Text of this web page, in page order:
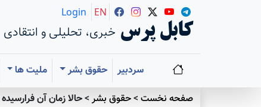
کابل پرس خبری، تحلیلی و انتقادی
Login EN
سردبیر حقوق بشر ملیت ها
صفحه نخست>حقوق بشر>حالا زمان آن